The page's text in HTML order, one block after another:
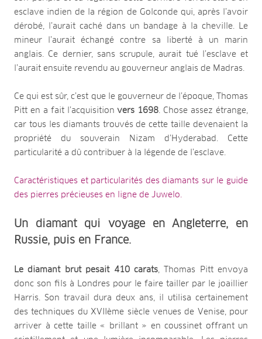
esclave indien de la région de Golconde qui, après l’avoir
dérobé, l’aurait caché dans un bandage à la cheville. Le
mineur l’aurait échangé contre sa liberté à un marin
anglais. Ce dernier, sans scrupule, aurait tué l’esclave et
l’aurait ensuite revendu au gouverneur anglais de Madras.
Ce qui est sûr, c’est que le gouverneur de l’époque, Thomas
Pitt en a fait l’acquisitionvers 1698 . Chose assez étrange,
car tous les diamants trouvés de cette taille devenaient la
propriété du souverain Nizam d’Hyderabad. Cette
particularité a dû contribuer à la légende de l’esclave.
Caractéristiques et particularités des diamants sur le guide
des pierres précieuses en ligne de Juwelo.
Un diamant qui voyage en Angleterre, en
Russie, puis en France.
Le diamant brut pesait 410 carats, Thomas Pitt envoya
donc son fils à Londres pour le faire tailler par le joaillier
Harris. Son travail dura deux ans, il utilisa certainement
des techniques du XVIIème siècle venues de Venise, pour
arriver à cette taille « brillant » en coussinet offrant un